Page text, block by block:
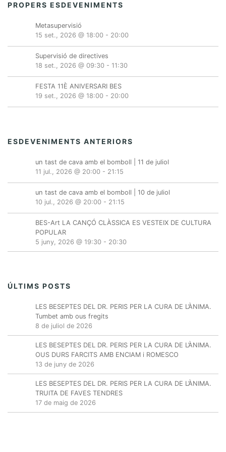
PROPERS ESDEVENIMENTS
Metasupervisió
15 set., 2026 @ 18:00 - 20:00
Supervisió de directives
18 set., 2026 @ 09:30 - 11:30
FESTA 11È ANIVERSARI BES
19 set., 2026 @ 18:00 - 20:00
ESDEVENIMENTS ANTERIORS
un tast de cava amb el bomboll | 11 de juliol
11 jul., 2026 @ 20:00 - 21:15
un tast de cava amb el bomboll | 10 de juliol
10 jul., 2026 @ 20:00 - 21:15
BES-Art LA CANÇÓ CLÀSSICA ES VESTEIX DE CULTURA
POPULAR
5 juny, 2026 @ 19:30 - 20:30
ÚLTIMS POSTS
LES BESEPTES DEL DR. PERIS PER LA CURA DE L’ÀNIMA.
Tumbet amb ous fregits
8 de juliol de 2026
LES BESEPTES DEL DR. PERIS PER LA CURA DE L’ÀNIMA.
OUS DURS FARCITS AMB ENCIAM i ROMESCO
13 de juny de 2026
LES BESEPTES DEL DR. PERIS PER LA CURA DE L’ÀNIMA.
TRUITA DE FAVES TENDRES
17 de maig de 2026